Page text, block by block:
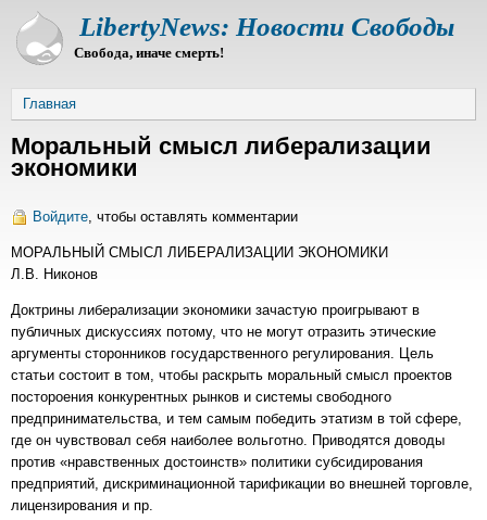
Перейти
основному
LibertyNews: Новости Свободы
Свобода, иначе смерть!
Строка
навигации
Главная
Моральный смысл либерализации
экономики
Войдите , чтобы оставлять комментарии
МОРАЛЬНЫЙ СМЫСЛ ЛИБЕРАЛИЗАЦИИ ЭКОНОМИКИ
Л.В. Никонов
Доктрины либерализации экономики зачастую проигрывают в
публичных дискуссиях потому, что не могут отразить этические
аргументы сторонников государственного регулирования. Цель
статьи состоит в том, чтобы раскрыть моральный смысл проектов
постороения конкурентных рынков и системы свободного
предпринимательства, и тем самым победить этатизм в той сфере,
где он чувствовал себя наиболее вольготно. Приводятся доводы
против «нравственных достоинств» политики субсидирования
предприятий, дискриминационной тарификации во внешней торговле,
лицензирования и пр.